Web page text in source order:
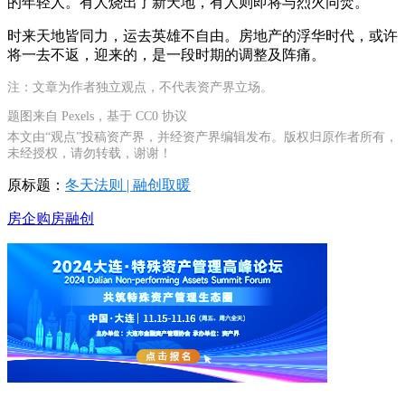
时来天地皆同力，运去英雄不自由。房地产的浮华时代，或许
将一去不返，迎来的，是一段时期的调整及阵痛。
注：文章为作者独立观点，不代表资产界立场。
题图来自 Pexels，基于 CC0 协议
本文由“观点”投稿资产界，并经资产界编辑发布。版权归原作者所有，
未经授权，请勿转载，谢谢！
原标题： 冬天法则 | 融创取暖
房企购房融创